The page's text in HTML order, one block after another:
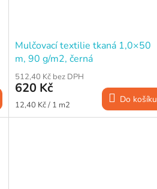
Mulčovací textilie tkaná 1,0×50
m, 90 g/m2, černá
512,40 Kč bez DPH
620 Kč
Měrná
cena:
12,40 Kč / 1 m2 Do košíku